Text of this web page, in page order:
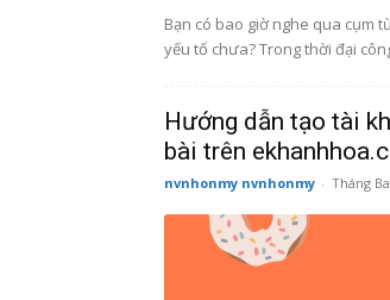
Bạn có bao giờ nghe qua cụm
yếu tố chưa? Trong thời đại
Hướng dẫn tạo tài
bài trên
nvnhonmy nvnhonmy - Tháng